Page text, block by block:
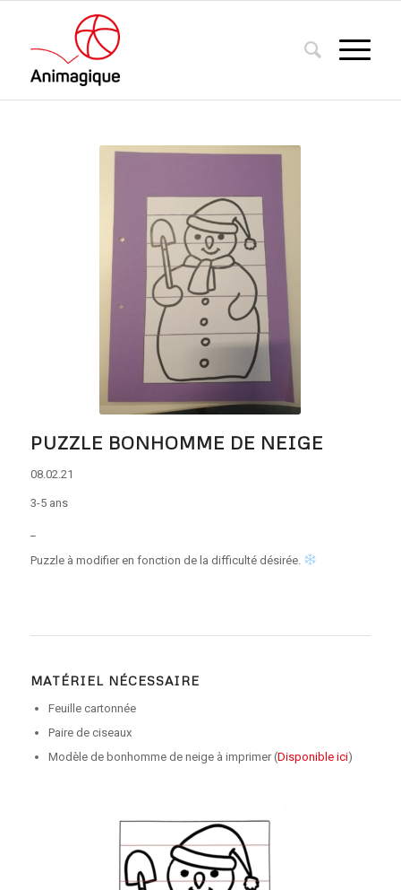
PUZZLE BONHOMME DE NEIGE
08.02.21
3-5 ans
Puzzle à modifier en fonction de la difficulté désirée.
MATÉRIEL NÉCESSAIRE
Feuille cartonnée
Paire de ciseaux
Modèle de bonhomme de neige à imprimer (Disponible ici)